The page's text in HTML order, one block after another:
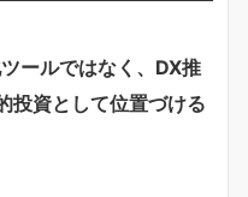
ールではなく、DX推
投資として位置づける